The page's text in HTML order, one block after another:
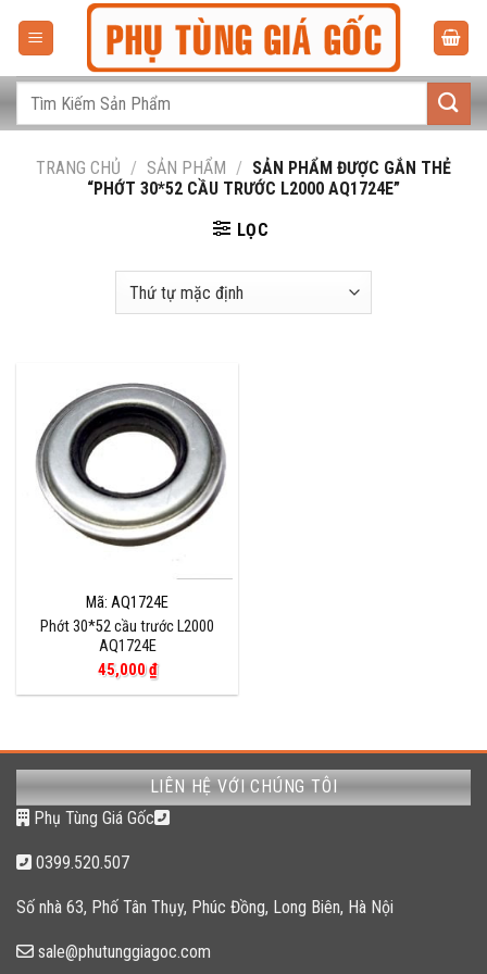
dungTìm
TRANG CHỦ / SẢN PHẨM / SẢN PHẨM ĐƯỢC GẮN THẺ
“PHỚT 30*52 CẦU TRƯỚC L2000 AQ1724E”
LỌC
Mã: AQ1724E
Phớt 30*52 cầu trước L2000
AQ1724E
45,000₫
LIÊN HỆ VỚI CHÚNG TÔI
Phụ Tùng Giá Gốc
0399.520.507
Số nhà 63, Phố Tân Thụy, Phúc Đồng, Long Biên, Hà Nội
sale@phutunggiagoc.com